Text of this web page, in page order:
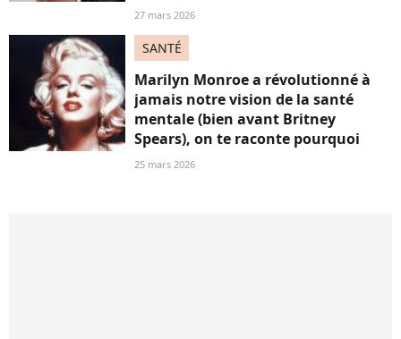
27 mars 2026
SANTÉ
Marilyn Monroe a révolutionné à
jamais notre vision de la santé
mentale (bien avant Britney
Spears), on te raconte pourquoi
25 mars 2026